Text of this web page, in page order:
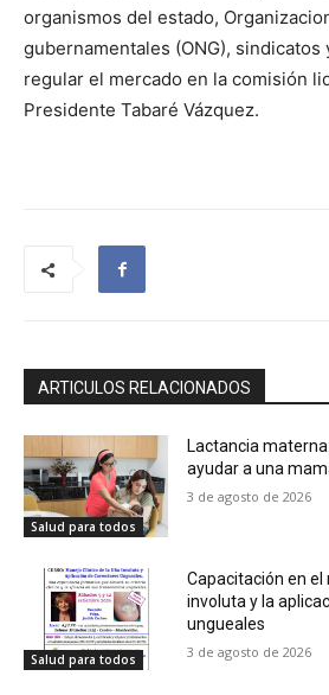
organismos del estado,
gubernamentales (ONG), sindicatos
regular el mercado en la comisión
Presidente Tabaré Vázquez.
ARTICULOS RELACIONADOS
Salud para todos
Lactancia
ayudar a una
3 de agosto de 2026
Salud para todos
Capacitación en el
involuta y la
ungueales
3 de agosto de 2026